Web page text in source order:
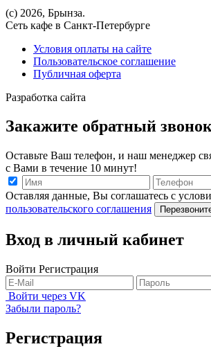
(с) 2026, Брынза.
Сеть кафе в Санкт-Петербурге
Условия оплаты на сайте
Пользовательское соглашение
Публичная оферта
Разработка сайта
Закажите обратный
Оставьте Ваш телефон, и наш менеджер
с Вами в течение 10 минут!
Оставляя данные, Вы соглашатесь с
пользовательского соглашения
Вход в личный кабинет
Войти Регистрация
Войти через VK
Забыли пароль?
Регистрация